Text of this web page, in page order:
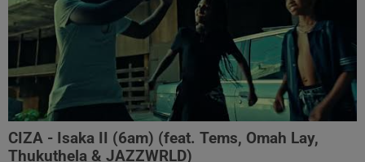
CIZA - Isaka II (6am) (feat. Tems, Omah Lay,
Thukuthela & JAZZWRLD)